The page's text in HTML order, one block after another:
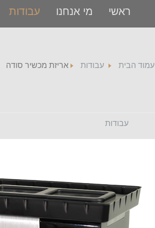
ראשי מי אנחנו עבודות
עמוד הבית עבודות אריזת מכשיר סודה
עבודות